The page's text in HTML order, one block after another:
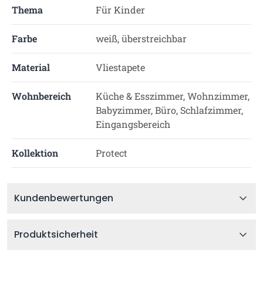
Thema Für Kinder
Farbe weiß, überstreichbar
Material Vliestapete
Wohnbereich
Küche & Esszimmer, Wohnzimmer,
Babyzimmer, Büro, Schlafzimmer,
Eingangsbereich
Kollektion Protect
Kundenbewertungen
Produktsicherheit